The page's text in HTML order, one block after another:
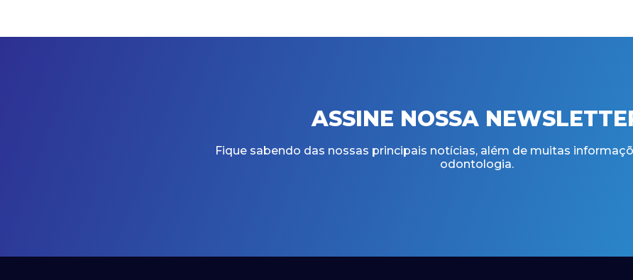
ASSINE NOSSA
Fique sabendo das nossas principais notícias, além de muitas
odontologia.